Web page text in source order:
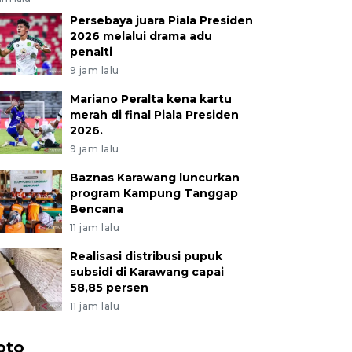
Persebaya juara Piala Presiden
2026 melalui drama adu
penalti
9 jam lalu
Mariano Peralta kena kartu
merah di final Piala Presiden
2026.
9 jam lalu
Baznas Karawang luncurkan
program Kampung Tanggap
Bencana
11 jam lalu
Realisasi distribusi pupuk
subsidi di Karawang capai
58,85 persen
11 jam lalu